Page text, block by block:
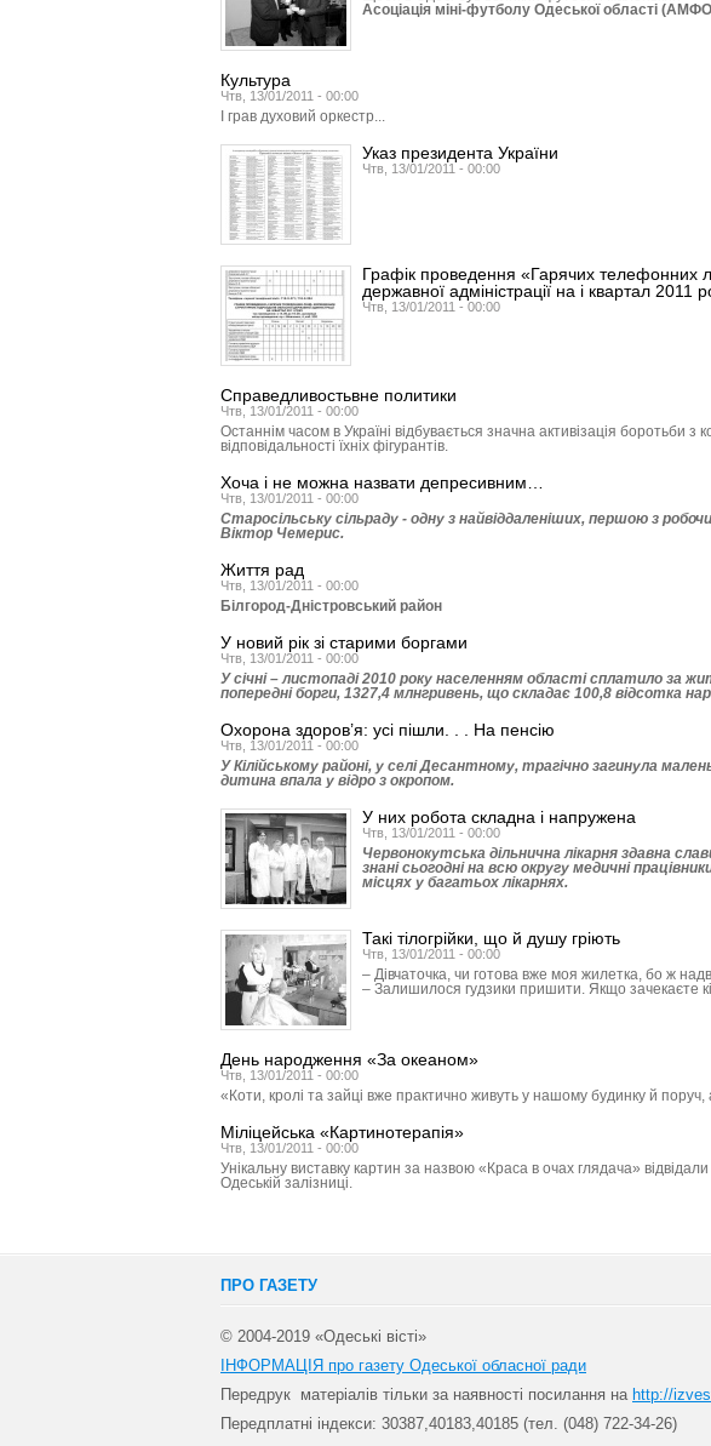
Асоціація міні-футболу Одеської області
Культура
Чтв, 13/01/2011 - 00:00
І грав духовий оркестр...
Указ президента України
Чтв, 13/01/2011 - 00:00
Графік проведення «Гарячих телефонних
державної адміністрації на i квартал 2011
Чтв, 13/01/2011 - 00:00
Справедливостьвне политики
Чтв, 13/01/2011 - 00:00
Останнім часом в Україні відбувається значна активізація боротьби
відповідальності їхніх фігурантів.
Хоча і не можна назвати депресивним…
Чтв, 13/01/2011 - 00:00
Старосільську сільраду - одну з найвіддаленіших, першою з
Віктор Чемерис.
Життя рад
Чтв, 13/01/2011 - 00:00
Білгород-Дністровський район
У новий рік зі старими боргами
Чтв, 13/01/2011 - 00:00
У січні – листопаді 2010 року населенням області сплатило за
попередні борги, 1327,4 млнгривень, що складає 100,8 відсотка
Охорона здоров’я: усі пішли. . . На пенсію
Чтв, 13/01/2011 - 00:00
У Кілійському районі, у селі Десантному, трагічно загинула
дитина впала у відро з окропом.
У них робота складна і напружена
Чтв, 13/01/2011 - 00:00
Червонокутська дільнична лікарня здавна
знані сьогодні на всю округу медичні
місцях у багатьох лікарнях.
Такі тілогрійки, що й душу гріють
Чтв, 13/01/2011 - 00:00
– Дівчаточка, чи готова вже моя жилетка, бо ж
– Залишилося гудзики пришити. Якщо зачекаєте
День народження «За океаном»
Чтв, 13/01/2011 - 00:00
«Коти, кролі та зайці вже практично живуть у нашому будинку й поруч,
Міліцейська «Картинотерапія»
Чтв, 13/01/2011 - 00:00
Унікальну виставку картин за назвою «Краса в очах глядача»
Одеській залізниці.
ПРО ГАЗЕТУ
© 2004-2019 «Одеські вісті»
ІНФОРМАЦІЯ про газету Одеської обласної ради
Передрук матеріалів тільки за наявності посилання на http://
Передплатні індекси: 30387,40183,40185 (тел. (048) 722-34-26)